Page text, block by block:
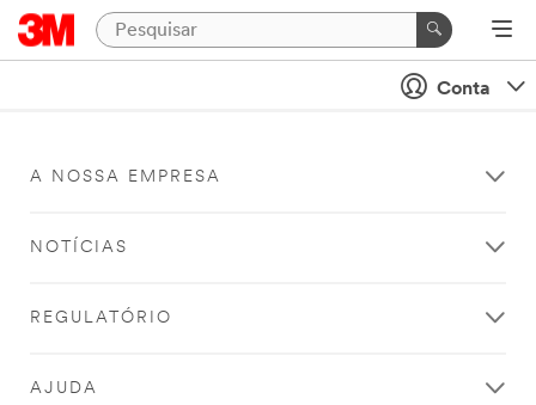
Conta
A NOSSA EMPRESA
NOTÍCIAS
REGULATÓRIO
AJUDA